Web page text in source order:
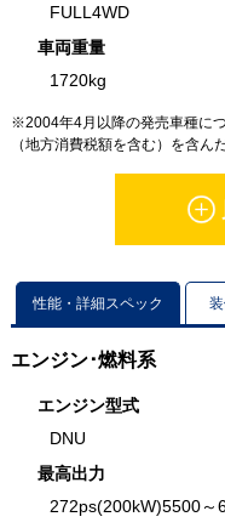
FULL4WD
車両重量
1720kg
※2004年4月以降の発売車種に
（地方消費税額を含む）を含ん
性能・詳細スペック
エンジン･燃料系
エンジン型式
DNU
最高出力
272ps(200kW)5500～